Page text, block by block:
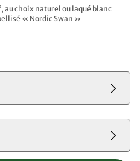
au choix naturel ou laqué blanc
« Nordic Swan »